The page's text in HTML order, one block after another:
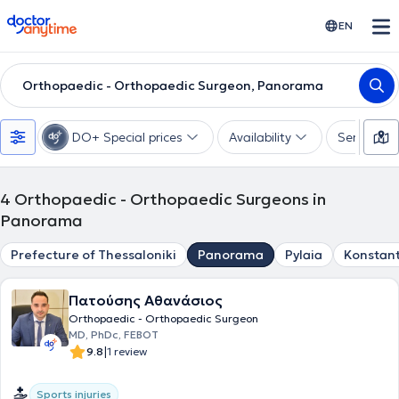
doctoranytime EN
Orthopaedic - Orthopaedic Surgeon, Panorama
DO+ Special prices Availability Services
4 Orthopaedic - Orthopaedic Surgeons in
Panorama
Prefecture of Thessaloniki Panorama Pylaia
Πατούσης Αθανάσιος
Orthopaedic - Orthopaedic Surgeon
MD, PhDc, FEBOT
9.8|1 review
Sports injuries